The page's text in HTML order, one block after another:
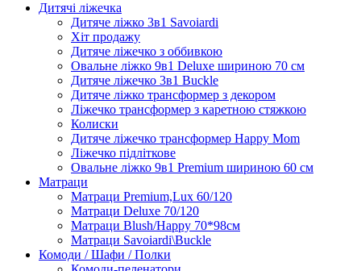
Дитячі ліжечка
Дитяче ліжко 3в1 Savoiardi
Хіт продажу
Дитяче ліжечко з оббивкою
Овальне ліжко 9в1 Deluxe шириною 70 см
Дитяче ліжечко 3в1 Buckle
Дитяче ліжко трансформер з декором
Ліжечко трансформер з каретною стяжкою
Колиски
Дитяче ліжечко трансформер Happy Mom
Ліжечко підліткове
Овальне ліжко 9в1 Premium шириною 60 см
Матраци
Матраци Premium,Lux 60/120
Матраци Deluxe 70/120
Матраци Blush/Happy 70*98см
Матраци Savoiardi\Buckle
Комоди / Шафи / Полки